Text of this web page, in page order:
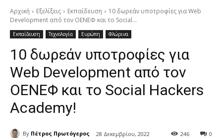
Αρχική Εξελίξεις Εκπαίδευση
10 δωρεάν υποτροφίες για Web
Development από τον ΟΕΝΕΦ και το Social...
Εκπαίδευση Τεχνολογία Ευρώπη Φλώρινα
10 δωρεάν υποτροφίες για
Web Development από τον
ΟΕΝΕΦ και το Social Hackers
Academy!
By Πέτρος Πρωτόγερος 28 Δεκεμβρίου, 2022 0
246